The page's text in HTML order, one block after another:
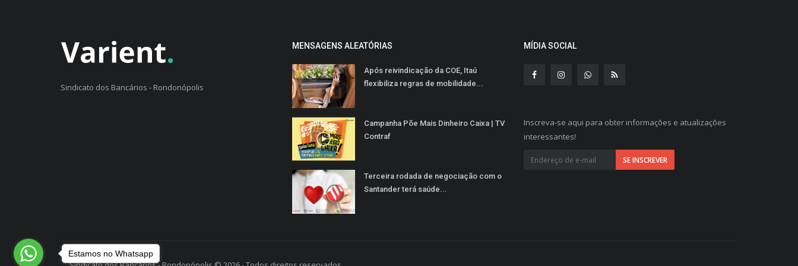
Sindicato dos Bancários - Rondonópolis
MENSAGENS ALEATÓRIAS
Após reivindicação da COE, Itaú
flexibiliza regras de mobilidade...
Campanha Põe Mais Dinheiro Caixa | TV
Contraf
Terceira rodada de negociação com o
Santander terá saúde...
MÍDIA SOCIAL
Inscreva-se aqui para obter informações e atualizações
interessantes!
Estamos no Whatsapp